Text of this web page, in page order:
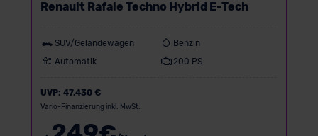
Renault Rafale Techno Hybrid E-Tech
SUV/Geländewagen
Benzin
Automatik
200 PS
UVP: 47.430 €
Vario-Finanzierung inkl. MwSt.